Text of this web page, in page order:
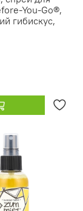
You-Go®,
гибискус,